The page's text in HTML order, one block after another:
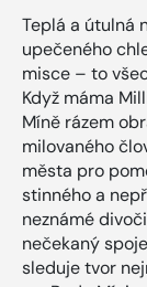
Teplá a útulná
upečeného
misce – to
Když máma
Míně rázem
milovaného
města pro
stinného a
neznámé
nečekaný
sleduje tvor